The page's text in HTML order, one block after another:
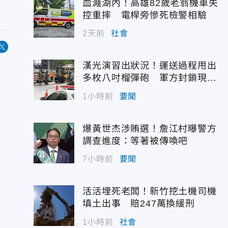
血濺湖內！高雄82歲老翁機車失
控重摔 電桿旁慘死檢警相驗
2天前 社會
漢光演習出狀況！運送過程甩出
多枚八吋榴彈砲 軍方封鎖現場
緊急處理
1小時前 要聞
爆黃世杰涉賄選！詹江村曝警方
調查進度：等著被傳喚吧
7小時前 要聞
活活埋死老闆！新竹挖土機司機
填土出事 賠247萬換緩刑
1小時前 社會